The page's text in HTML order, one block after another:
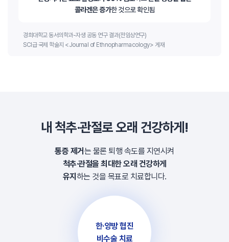
콜라겐은 증가한 것으로 확인됨
경희대학교 동서의학과-자생 공동 연구 결과(전임상연구)
SCI급 국제 학술지 <Journal of Ethnopharmacology> 게재
내 척추·관절로 오래 건강하게!
통증 제거 는 물론 퇴행 속도를 지연시켜
척추·관절을 최대한 오래 건강하게
유지 하는 것을 목표로 치료합니다.
한·양방 협진
비수술 치료